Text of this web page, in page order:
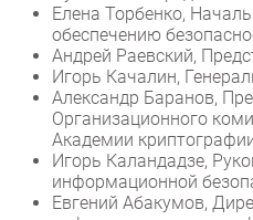
Елена Торбенко,
обеспечению
Андрей Раевский,
Игорь Качалин,
Александр Баранов,
Организационного
Академии
Игорь Каландадзе,
информационной
Евгений Абакумов,